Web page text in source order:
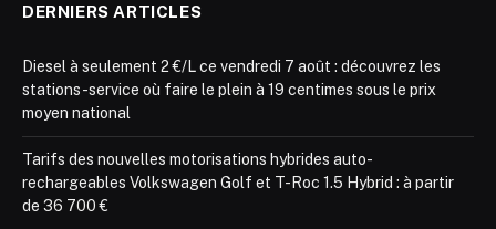
DERNIERS ARTICLES
Diesel à seulement 2 €/L ce vendredi 7 août : découvrez les
stations-service où faire le plein à 19 centimes sous le prix
moyen national
Tarifs des nouvelles motorisations hybrides auto-
rechargeables Volkswagen Golf et T-Roc 1.5 Hybrid : à partir
de 36 700 €